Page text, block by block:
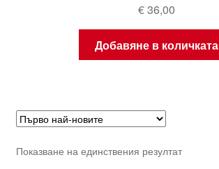
€36,00
Добавяне в количката
Показване на единствения резултат